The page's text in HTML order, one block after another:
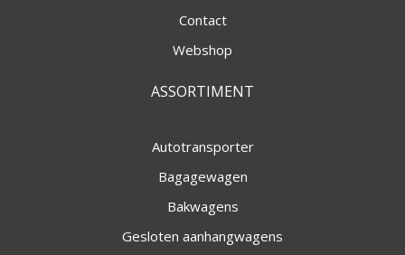
Contact
Webshop
ASSORTIMENT
Autotransporter
Bagagewagen
Bakwagens
Gesloten aanhangwagens